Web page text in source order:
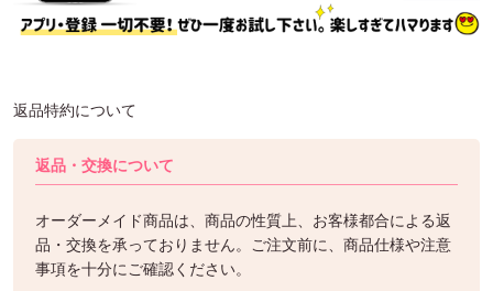
返品特約について
返品・交換について
オーダーメイド商品は、商品の性質上、お客様都合による返
品・交換を承っておりません。ご注文前に、商品仕様や注意
事項を十分にご確認ください。